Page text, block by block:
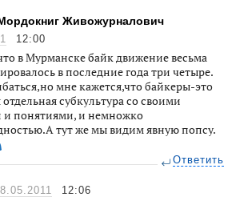
Живожурналович
12:00
в Мурманске байк движение весьма
в последние года три четыре.
мне кажется,что байкеры-это
субкультура со своими
и понятиями, и немножко
тут же мы видим явную попсу.
Ответить
12:06